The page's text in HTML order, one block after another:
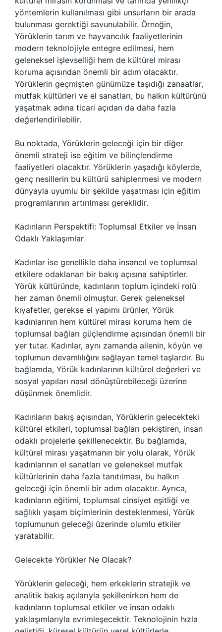
yöntemlerin kullanılması gibi unsurların bir arada
bulunması gerektiği savunulabilir. Örneğin,
Yörüklerin tarım ve hayvancılık faaliyetlerinin
modern teknolojiyle entegre edilmesi, hem
geleneksel işlevselliği hem de kültürel mirası
koruma açısından önemli bir adım olacaktır.
Yörüklerin geçmişten günümüze taşıdığı zanaatlar,
mutfak kültürleri ve el sanatları, bu halkın kültürünü
yaşatmak adına ticari açıdan da daha fazla
değerlendirilebilir.
Bu noktada, Yörüklerin geleceği için bir diğer
önemli strateji ise eğitim ve bilinçlendirme
faaliyetleri olacaktır. Yörüklerin yaşadığı köylerde,
genç nesillerin bu kültürü sahiplenmesi ve modern
dünyayla uyumlu bir şekilde yaşatması için eğitim
programlarının artırılması gereklidir.
Kadınların Perspektifi: Toplumsal Etkiler ve İnsan
Odaklı Yaklaşımlar
Kadınlar ise genellikle daha insancıl ve toplumsal
etkilere odaklanan bir bakış açısına sahiptirler.
Yörük kültüründe, kadınların toplum içindeki rolü
her zaman önemli olmuştur. Gerek geleneksel
kıyafetler, gerekse el yapımı ürünler, Yörük
kadınlarının hem kültürel mirası koruma hem de
toplumsal bağları güçlendirme açısından önemli bir
yer tutar. Kadınlar, aynı zamanda ailenin, köyün ve
toplumun devamlılığını sağlayan temel taşlardır. Bu
bağlamda, Yörük kadınlarının kültürel değerleri ve
sosyal yapıları nasıl dönüştürebileceği üzerine
düşünmek önemlidir.
Kadınların bakış açısından, Yörüklerin gelecekteki
kültürel etkileri, toplumsal bağları pekiştiren, insan
odaklı projelerle şekillenecektir. Bu bağlamda,
kültürel mirası yaşatmanın bir yolu olarak, Yörük
kadınlarının el sanatları ve geleneksel mutfak
kültürlerinin daha fazla tanıtılması, bu halkın
geleceği için önemli bir adım olacaktır. Ayrıca,
kadınların eğitimi, toplumsal cinsiyet eşitliği ve
sağlıklı yaşam biçimlerinin desteklenmesi, Yörük
toplumunun geleceği üzerinde olumlu etkiler
yaratabilir.
Gelecekte Yörükler Ne Olacak?
Yörüklerin geleceği, hem erkeklerin stratejik ve
analitik bakış açılarıyla şekillenirken hem de
kadınların toplumsal etkiler ve insan odaklı
yaklaşımlarıyla evrimleşecektir. Teknolojinin hızla